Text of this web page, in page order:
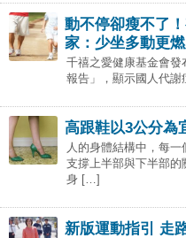
動不停卻瘦不了
家：少坐多動更
千禧之愛健康基金會發
報告」，顯示國人代
高跟鞋以3公分為
人的身體結構中，每
支撐上半部與下半部的
身 […]
新版運動指引 走